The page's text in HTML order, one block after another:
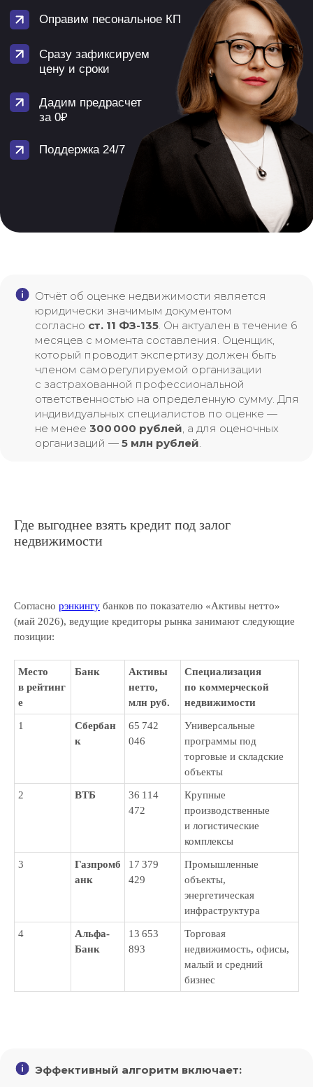
Отчёт об оценке недвижимости является
юридически значимым документом
согласно ст. 11 ФЗ-135 . Он актуален в течение 6
месяцев с момента составления. Оценщик,
который проводит экспертизу должен быть
членом саморегулируемой организации
с застрахованной профессиональной
ответственностью на определенную сумму. Для
индивидуальных специалистов по оценке —
не менее 300 000 рублей , а для оценочных
организаций — 5 млн рублей
Где выгоднее взять кредит под залог
недвижимости
Согласно рэнкингу банков по показателю «Активы нетто»
(май 2026), ведущие кредиторы рынка занимают следующие
позиции:
Место
в рейтинг
е
Банк
Активы
нетто,
млн руб.
Специализация
по коммерческой
недвижимости
1
Сбербан
к
65 742
046
Универсальные
программы под
торговые и складские
объекты
2 ВТБ
36 114
472
Крупные
производственные
и логистические
комплексы
3
Газпромб
анк
17 379
429
Промышленные
объекты,
энергетическая
инфраструктура
4
Альфа-
Банк
13 653
893
Торговая
недвижимость, офисы,
малый и средний
бизнес
Эффективный алгоритм включает:
Свяжемся с вами в течение 15 минут
и предложим экспертные решения для ваших